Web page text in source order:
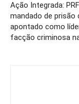
Ação Integrada:
mandado de prisão
apontado como
facção criminosa